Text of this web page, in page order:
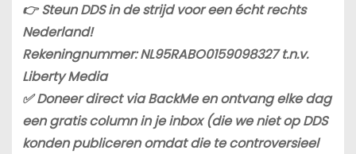
👉 Steun DDS in de strijd voor een écht rechts
Nederland!
Rekeningnummer: NL95RABO0159098327 t.n.v.
Liberty Media
✅ Doneer direct via BackMe en ontvang elke dag
een gratis column in je inbox (die we niet op DDS
konden publiceren omdat die te controversieel